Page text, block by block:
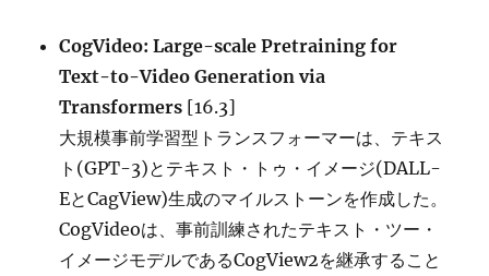
CogVideo: Large-scale Pretraining for
Text-to-Video Generation via
Transformers [16.3]
大規模事前学習型トランスフォーマーは、テキス
ト(GPT-3)とテキスト・トゥ・イメージ(DALL-
EとCagView)生成のマイルストーンを作成した。
CogVideoは、事前訓練されたテキスト・ツー・
イメージモデルであるCogView2を継承すること